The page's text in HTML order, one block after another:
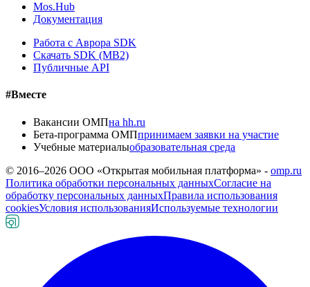
Mos.Hub
Документация
Работа с Аврора SDK
Скачать SDK (MB2)
Публичные API
#Вместе
Вакансии ОМПна hh.ru
Бета-программа ОМПпринимаем заявки на участие
Учебные материалыобразовательная среда
© 2016–2026 ООО «Открытая мобильная платформа» - omp.ru
Политика обработки персональных данныхСогласие на
обработку персональных данныхПравила использования
cookiesУсловия использованияИспользуемые технологии